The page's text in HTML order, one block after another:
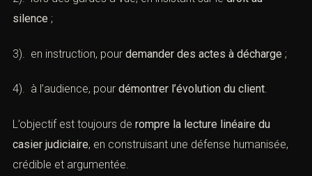
silence ;
3). en instruction, pour demander des actes à décharge ;
4). à l’audience, pour démontrer l’évolution du client.
L’objectif est toujours de rompre la lecture linéaire du
casier judiciaire, en construisant une défense humanisée,
crédible et argumentée.